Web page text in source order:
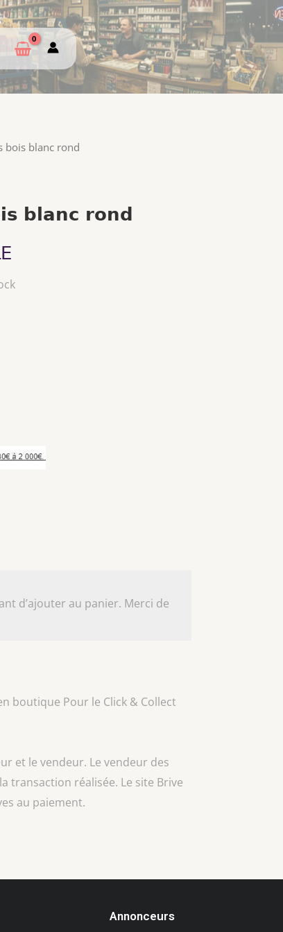
bois blanc rond
blanc rond
d’ajouter au panier. Merci de
boutique Pour le Click & Collect
et le vendeur. Le vendeur des
transaction réalisée. Le site Brive
au paiement.
Annonceurs